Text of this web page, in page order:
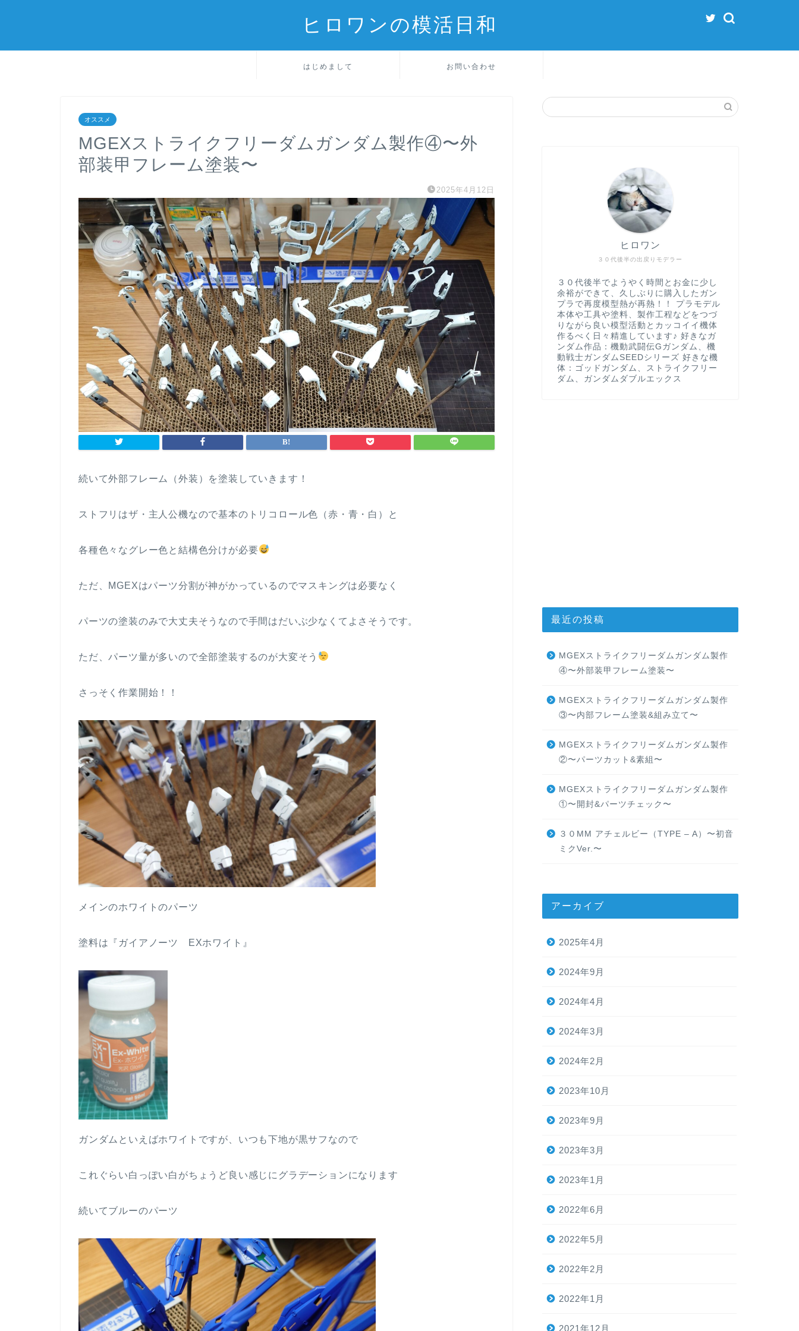
ヒロワンの模活日和
はじめまして お問い合わせ
オススメ
MGEXストライクフリーダムガンダム製作④〜外
部装甲フレーム塗装〜
2025年4月12日
続いて外部フレーム（外装）を塗装していきます！
ストフリはザ・主人公機なので基本のトリコロール色（赤・青・白）と
各種色々なグレー色と結構色分けが必要
ただ、MGEXはパーツ分割が神がかっているのでマスキングは必要なく
パーツの塗装のみで大丈夫そうなので手間はだいぶ少なくてよさそうです。
ただ、パーツ量が多いので全部塗装するのが大変そう
さっそく作業開始！！
メインのホワイトのパーツ
塗料は『ガイアノーツ EXホワイト』
ガンダムといえばホワイトですが、いつも下地が黒サフなので
これぐらい白っぽい白がちょうど良い感じにグラデーションになります
続いてブルーのパーツ
３０代後半の出戻りモデラー
ヒロワン
３０代後半でようやく時間とお金に少し
余裕ができて、久しぶりに購入したガン
プラで再度模型熱が再熱！！ プラモデル
本体や工具や塗料、製作工程などをつづ
りながら良い模型活動とカッコイイ機体
作るべく日々精進しています♪ 好きなガ
ンダム作品：機動武闘伝Gガンダム、機
動戦士ガンダムSEEDシリーズ 好きな機
体：ゴッドガンダム、ストライクフリー
ダム、ガンダムダブルエックス
最近の投稿
MGEXストライクフリーダムガンダム製作
④〜外部装甲フレーム塗装〜
MGEXストライクフリーダムガンダム製作
③〜内部フレーム塗装&組み立て〜
MGEXストライクフリーダムガンダム製作
②〜パーツカット&素組〜
MGEXストライクフリーダムガンダム製作
①〜開封&パーツチェック〜
３０MM アチェルビー（TYPE – A）〜初音
ミクVer.〜
アーカイブ
2025年4月
2024年9月
2024年4月
2024年3月
2024年2月
2023年10月
2023年9月
2023年3月
2023年1月
2022年6月
2022年5月
2022年2月
2022年1月
2021年12月